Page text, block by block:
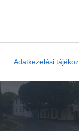
Adatkezelési